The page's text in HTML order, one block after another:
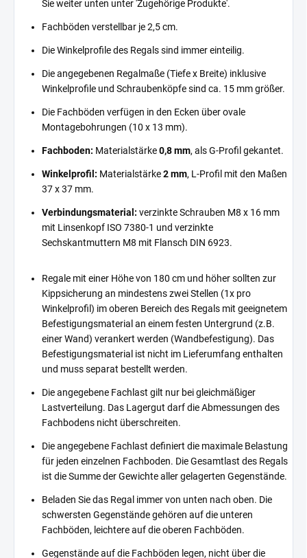
Sie weiter unten unter 'Zugehörige Produkte'.
Fachböden verstellbar je 2,5 cm.
Die Winkelprofile des Regals sind immer einteilig.
Die angegebenen Regalmaße (Tiefe x Breite) inklusive
Winkelprofile und Schraubenköpfe sind ca. 15 mm größer.
Die Fachböden verfügen in den Ecken über ovale
Montagebohrungen (10 x 13 mm).
Fachboden: Materialstärke0,8 mm, als G-Profil gekantet.
Winkelprofil: Materialstärke2 mm, L-Profil mit den Maßen
37 x 37 mm.
Verbindungsmaterial: verzinkte Schrauben M8 x 16 mm
mit Linsenkopf ISO 7380-1 und verzinkte
Sechskantmuttern M8 mit Flansch DIN 6923.
Regale mit einer Höhe von 180 cm und höher sollten zur
Kippsicherung an mindestens zwei Stellen (1x pro
Winkelprofil) im oberen Bereich des Regals mit geeignetem
Befestigungsmaterial an einem festen Untergrund (z.B.
einer Wand) verankert werden (Wandbefestigung). Das
Befestigungsmaterial ist nicht im Lieferumfang enthalten
und muss separat bestellt werden.
Die angegebene Fachlast gilt nur bei gleichmäßiger
Lastverteilung. Das Lagergut darf die Abmessungen des
Fachbodens nicht überschreiten.
Die angegebene Fachlast definiert die maximale Belastung
für jeden einzelnen Fachboden. Die Gesamtlast des Regals
ist die Summe der Gewichte aller gelagerten Gegenstände.
Beladen Sie das Regal immer von unten nach oben. Die
schwersten Gegenstände gehören auf die unteren
Fachböden, leichtere auf die oberen Fachböden.
Gegenstände auf die Fachböden legen, nicht über die